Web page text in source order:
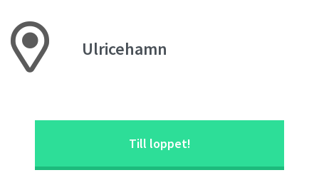
Ulricehamn
Till loppet!